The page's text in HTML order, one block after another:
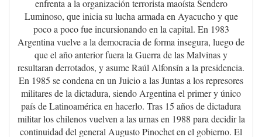
enfrenta a la organización terrorista maoísta Sendero
Luminoso, que inicia su lucha armada en Ayacucho y que
poco a poco fue incursionando en la capital. En 1983
Argentina vuelve a la democracia de forma insegura, luego de
que el año anterior fuera la Guerra de las Malvinas y
resultaran derrotados, y asume Raúl Alfonsín a la presidencia.
En 1985 se condena en un Juicio a las Juntas a los represores
militares de la dictadura, siendo Argentina el primer y único
país de Latinoamérica en hacerlo. Tras 15 años de dictadura
militar los chilenos vuelven a las urnas en 1988 para decidir la
continuidad del general Augusto Pinochet en el gobierno. El